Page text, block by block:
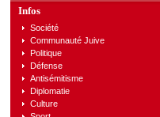
Infos
Société
Communauté Juive
Politique
Défense
Antisémitisme
Diplomatie
Culture